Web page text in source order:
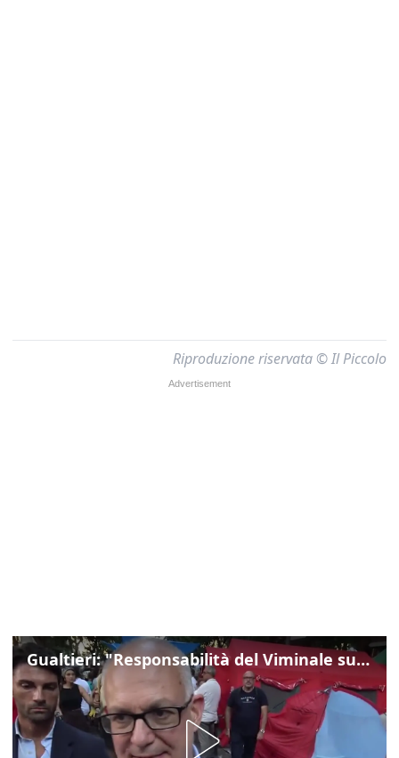
Riproduzione riservata © Il Piccolo
Gualtieri: "Responsabilità del Viminale su Spin Time? La posizione dei partiti è nota"